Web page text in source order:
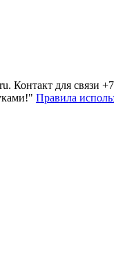
Контакт для связи
Правила